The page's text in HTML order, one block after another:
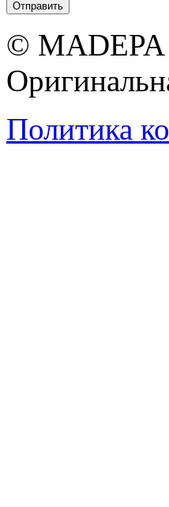
© MADEPA
Политика